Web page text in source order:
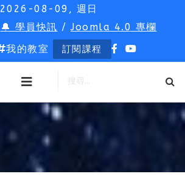
2026-08-09, 週日
🔔 學員快訊 /Joomla 4.0 專欄
我的教室 訂閱課程